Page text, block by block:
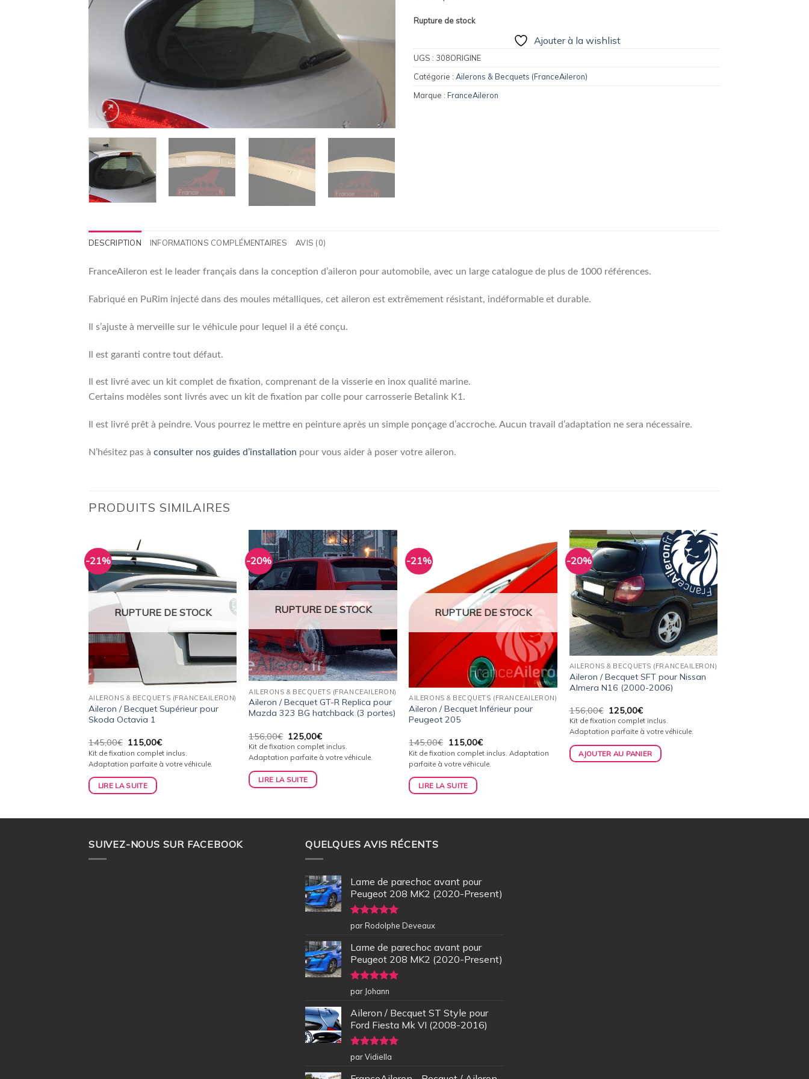
Rupture de stock
Ajouter à la wishlist
UGS : 308ORIGINE
Catégorie : Ailerons & Becquets (FranceAileron)
Marque : FranceAileron
DESCRIPTION INFORMATIONS COMPLÉMENTAIRES AVIS (0)
FranceAileron est le leader français dans la conception d’aileron pour automobile, avec un large catalogue de plus de 1000 références.
Fabriqué en PuRim injecté dans des moules métalliques, cet aileron est extrêmement résistant, indéformable et durable.
Il s’ajuste à merveille sur le véhicule pour lequel il a été conçu.
Il est garanti contre tout défaut.
Il est livré avec un kit complet de fixation, comprenant de la visserie en inox qualité marine.
Certains modèles sont livrés avec un kit de fixation par colle pour carrosserie Betalink K1.
Il est livré prêt à peindre. Vous pourrez le mettre en peinture après un simple ponçage d’accroche. Aucun travail d’adaptation ne sera nécessaire.
N’hésitez pas à consulter nos guides d’installation pour vous aider à poser votre aileron.
PRODUITS SIMILAIRES
-21%
Ajouter
à la
wishlist
RUPTURE DE STOCK
AILERONS & BECQUETS (FRANCEAILERON)
Aileron / Becquet Supérieur pour
Skoda Octavia 1
145,00€ Le
prix
initial
était :
145,00€.
115,00€Le
prix
actuel
est :
Kit de fixation complet inclus.
Adaptation parfaite à votre véhicule.
LIRE LA SUITE
-20%
Ajouter
à la
wishlist
RUPTURE DE STOCK
AILERONS & BECQUETS (FRANCEAILERON)
Aileron / Becquet GT-R Replica pour
Mazda 323 BG hatchback (3 portes)
156,00€ Le
prix
initial
était :
156,00€.
125,00€Le
prix
actuel
est :
Kit de fixation complet inclus.
Adaptation parfaite à votre véhicule.
LIRE LA SUITE
-21%
Ajouter
à la
wishlist
RUPTURE DE STOCK
AILERONS & BECQUETS (FRANCEAILERON)
Aileron / Becquet Inférieur pour
Peugeot 205
145,00€ Le
prix
initial
était :
145,00€.
115,00€Le
prix
actuel
est :
Kit de fixation complet inclus. Adaptation
parfaite à votre véhicule.
LIRE LA SUITE
-20%
Ajouter
à la
wishlist
AILERONS & BECQUETS (FRANCEAILERON)
Aileron / Becquet SFT pour Nissan
Almera N16 (2000-2006)
156,00€ Le
prix
initial
était :
156,00€.
125,00€Le
prix
actuel
est :
125,00€.
Kit de fixation complet inclus.
Adaptation parfaite à votre véhicule.
AJOUTER AU PANIER
SUIVEZ-NOUS SUR FACEBOOK QUELQUES AVIS RÉCENTS
Lame de parechoc avant pour
Peugeot 208 MK2 (2020-Present)
Note5sur
5
par Rodolphe Deveaux
Lame de parechoc avant pour
Peugeot 208 MK2 (2020-Present)
Note5sur
5
par Johann
Aileron / Becquet ST Style pour
Ford Fiesta Mk VI (2008-2016)
Note5sur
5
par Vidiella